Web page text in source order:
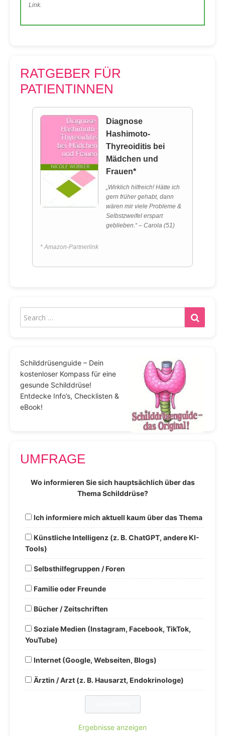
Link.
RATGEBER FÜR
PATIENTINNEN
Diagnose
Hashimoto-
Thyreoiditis bei
Mädchen und
Frauen*
„Wirklich hilfreich! Hätte ich
gern früher gehabt, dann
wären mir viele Probleme &
Selbstzweifel erspart
geblieben.“ – Carola (51)
* Amazon-Partnerlink
Schilddrüsenguide – Dein
kostenloser Kompass für eine
gesunde Schilddrüse!
Entdecke Info’s, Checklisten &
eBook!
UMFRAGE
Wo informieren Sie sich hauptsächlich über das
Thema Schilddrüse?
Ich informiere mich aktuell kaum über das Thema
Künstliche Intelligenz (z. B. ChatGPT, andere KI-
Tools)
Selbsthilfegruppen / Foren
Familie oder Freunde
Bücher / Zeitschriften
Soziale Medien (Instagram, Facebook, TikTok,
YouTube)
Internet (Google, Webseiten, Blogs)
Ärztin / Arzt (z. B. Hausarzt, Endokrinologe)
Ergebnisse anzeigen